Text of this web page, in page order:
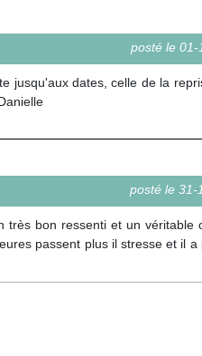
posté le 01-
jusqu'aux dates, celle de la
posté le 31-
très bon ressenti et un véritable
passent plus il stresse et il a